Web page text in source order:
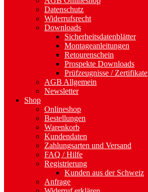
Datenschutz
Widerrufsrecht
Downloads
Sicherheitsdatenblätter
Montageanleitungen
Retourenschein
Prospekte Downloads
Prüfzeugnisse / Zertifikate
AGB Allgemein
Newsletter
Shop
Onlineshop
Bestellungen
Warenkorb
Kundendaten
Zahlungsarten und Versand
FAQ / Hilfe
Registrierung
Kunden aus der Schweiz
Anfrage